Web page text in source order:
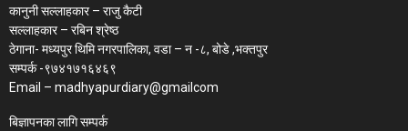
कानुनी सल्लाहकार – राजु कैटी
सल्लाहकार – रबिन श्रेष्ठ
ठेगाना- मध्यपुर थिमि नगरपालिका, वडा – न -८, बोडे ,भक्तपुर
सम्पर्क -९७४१७१६४६९
Email – madhyapurdiary@gmailcom
बिज्ञापनका लागि सम्पर्क